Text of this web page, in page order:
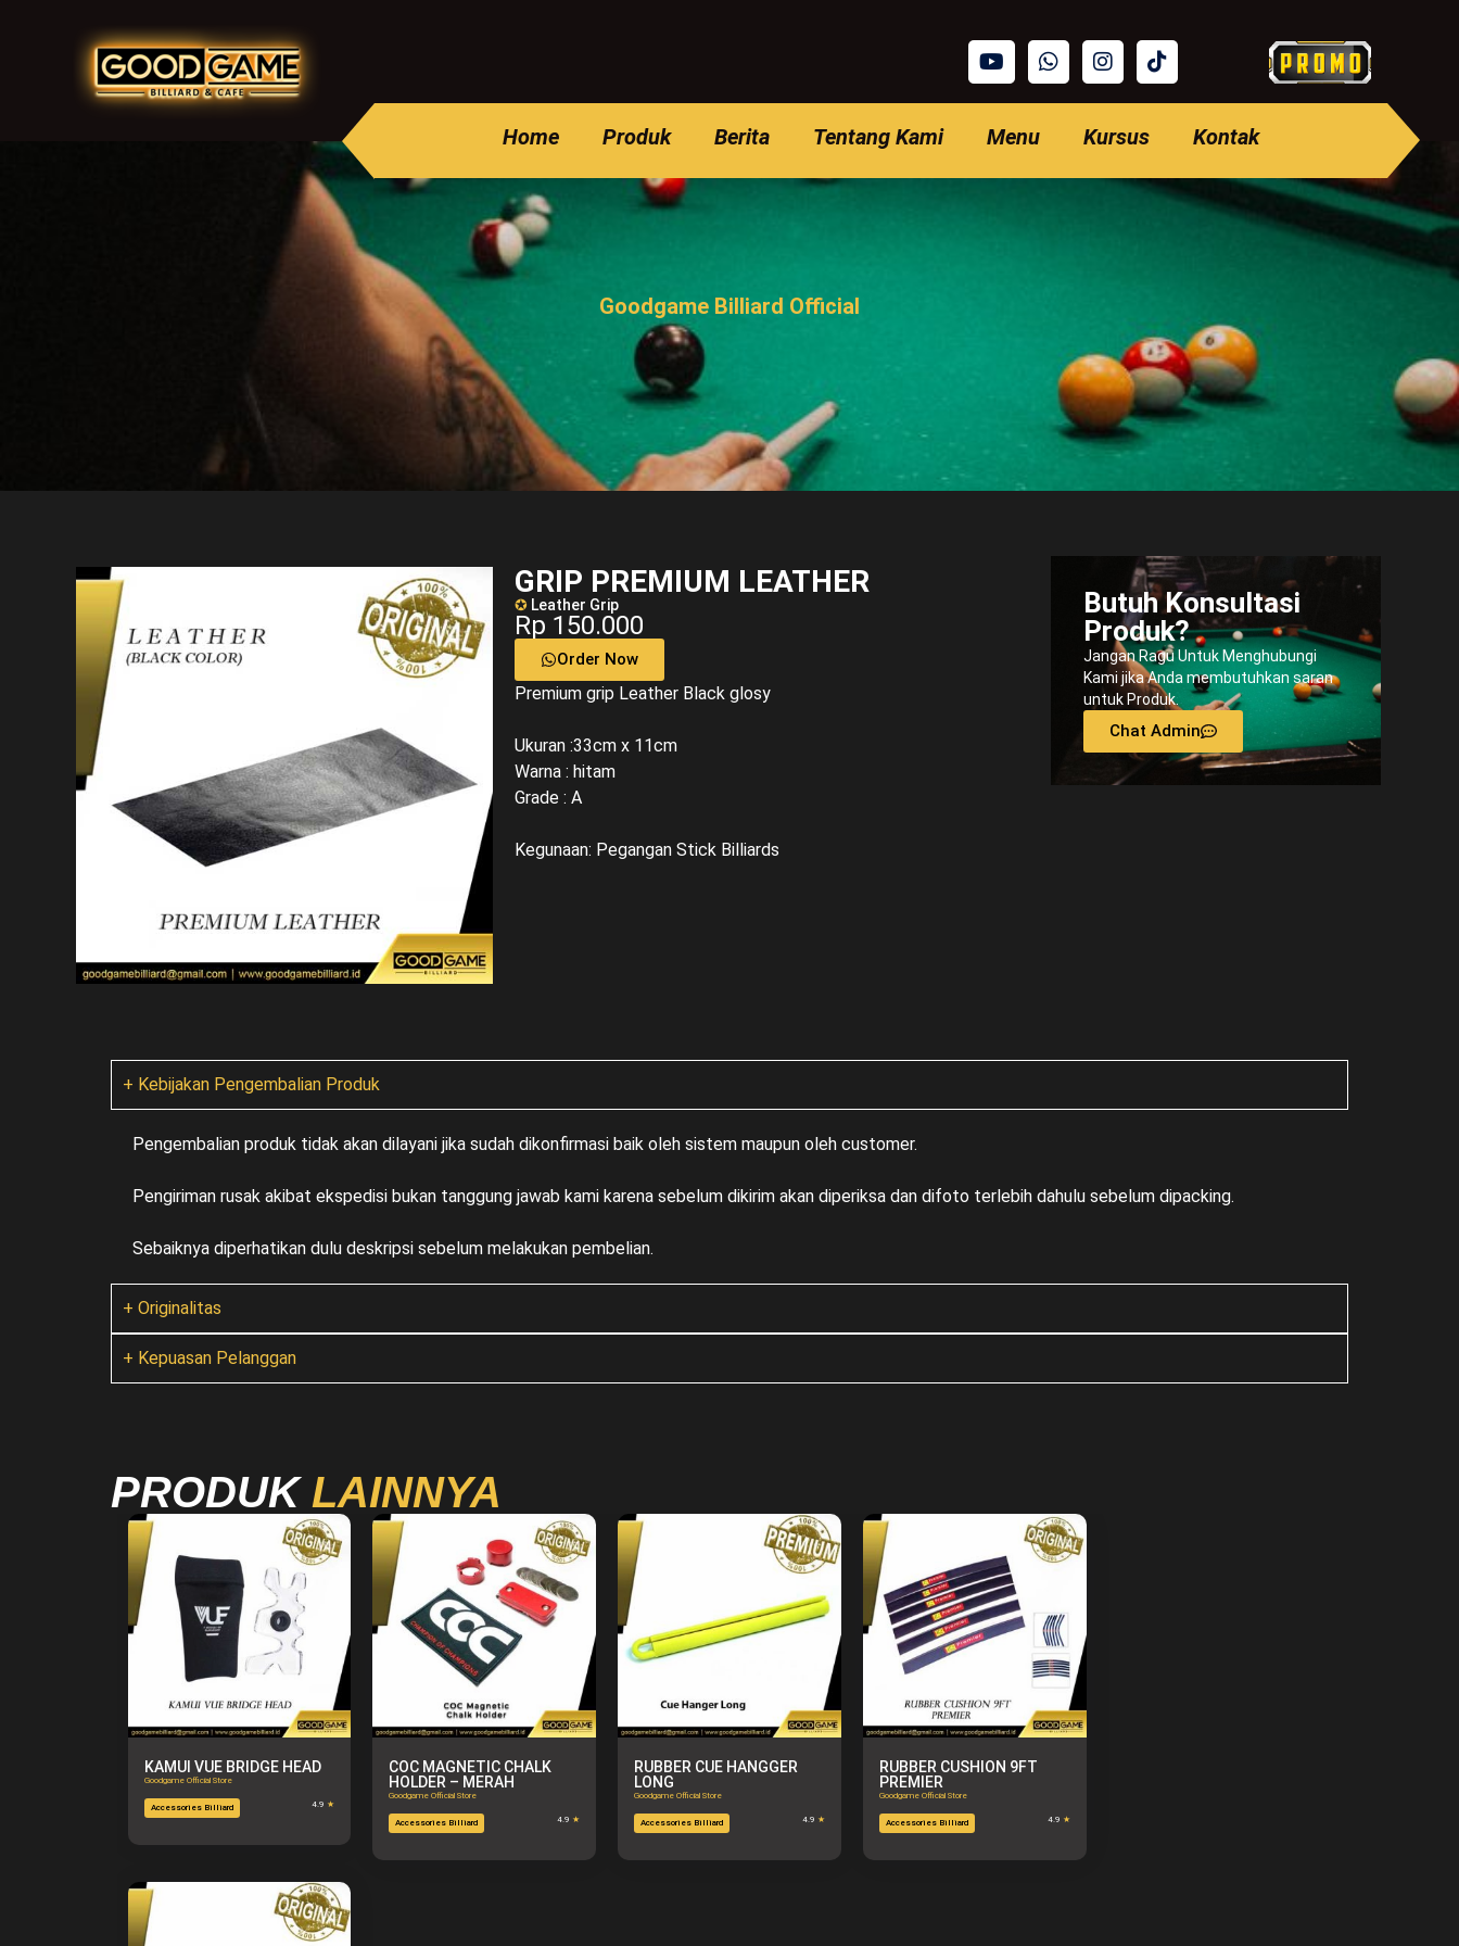
Home Produk Berita Tentang Kami Menu Kursus Kontak
Goodgame Billiard Official
GRIP PREMIUM LEATHER
✪ Leather Grip
Rp 150.000
Order Now
Premium grip Leather Black glosy
Ukuran :33cm x 11cm
Warna : hitam
Grade : A
Kegunaan: Pegangan Stick Billiards
Butuh Konsultasi
Produk?
Jangan Ragu Untuk Menghubungi
Kami jika Anda membutuhkan saran
untuk Produk.
Chat Admin
+ Kebijakan Pengembalian Produk
Pengembalian produk tidak akan dilayani jika sudah dikonfirmasi baik oleh sistem maupun oleh customer.
Pengiriman rusak akibat ekspedisi bukan tanggung jawab kami karena sebelum dikirim akan diperiksa dan difoto terlebih dahulu sebelum dipacking.
Sebaiknya diperhatikan dulu deskripsi sebelum melakukan pembelian.
+ Originalitas
+ Kepuasan Pelanggan
PRODUK LAINNYA
KAMUI VUE BRIDGE HEAD
Goodgame Official Store
Accessories Billiard 4.9 ★
COC MAGNETIC CHALK
HOLDER – MERAH
Goodgame Official Store
Accessories Billiard 4.9 ★
RUBBER CUE HANGGER
LONG
Goodgame Official Store
Accessories Billiard 4.9 ★
RUBBER CUSHION 9FT
PREMIER
Goodgame Official Store
Accessories Billiard 4.9 ★